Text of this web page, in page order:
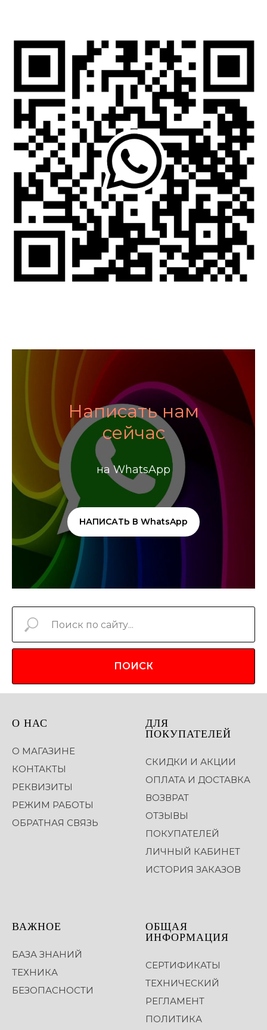
Написать нам
сейчас
на WhatsApp
НАПИСАТЬ В WhatsApp
ПОИСК
О НАС
О МАГАЗИНЕ
КОНТАКТЫ
РЕКВИЗИТЫ
РЕЖИМ РАБОТЫ
ОБРАТНАЯ СВЯЗЬ
ДЛЯ
ПОКУПАТЕЛЕЙ
СКИДКИ И АКЦИИ
ОПЛАТА И ДОСТАВКА
ВОЗВРАТ
ОТЗЫВЫ
ПОКУПАТЕЛЕЙ
ЛИЧНЫЙ КАБИНЕТ
ИСТОРИЯ ЗАКАЗОВ
ВАЖНОЕ
БАЗА ЗНАНИЙ
ТЕХНИКА
БЕЗОПАСНОСТИ
ОБЩАЯ
ИНФОРМАЦИЯ
СЕРТИФИКАТЫ
ТЕХНИЧЕСКИЙ
РЕГЛАМЕНТ
ПОЛИТИКА